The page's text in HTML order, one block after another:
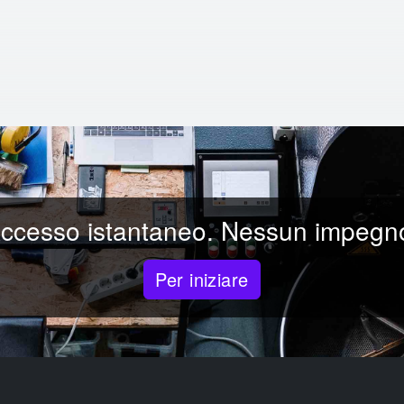
istantaneo. Nessun
Per iniziare